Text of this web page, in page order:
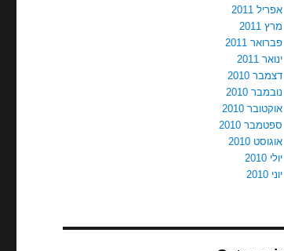
אפריל 2011
מרץ 2011
פברואר 2011
ינואר 2011
דצמבר 2010
נובמבר 2010
אוקטובר 2010
ספטמבר 2010
אוגוסט 2010
יולי 2010
יוני 2010